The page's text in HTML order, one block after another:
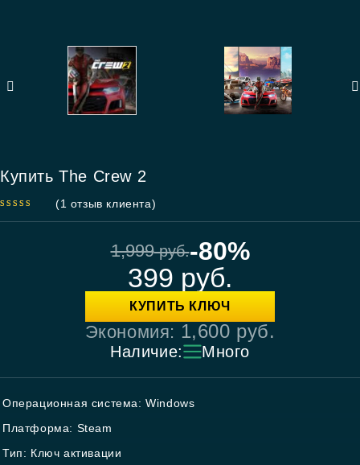
Купить The Crew 2
(1 отзыв клиента)
1,999руб.-80%
399 руб.
КУПИТЬ КЛЮЧ
Экономия: 1,600 руб.
Наличие: Много
Операционная система: Windows
Платформа: Steam
Тип: Ключ активации